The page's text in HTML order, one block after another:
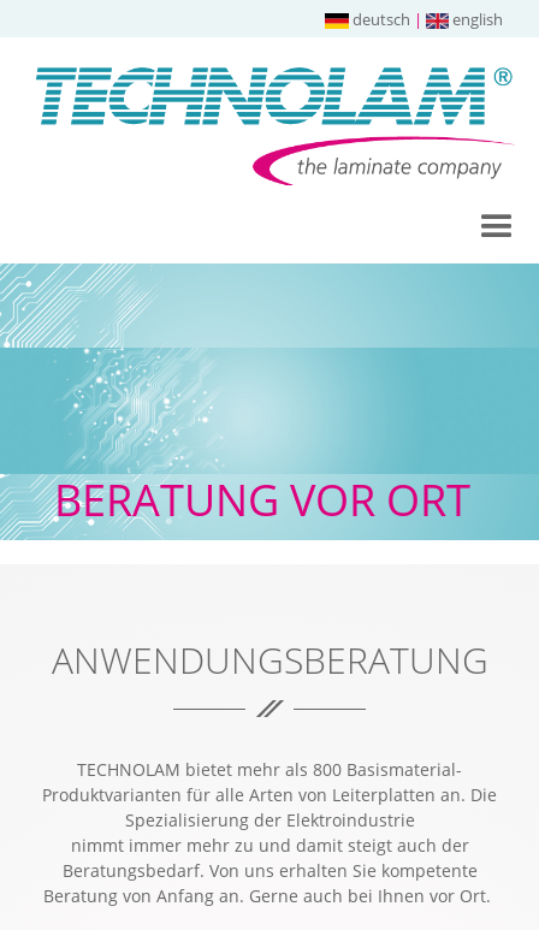
deutsch | english
BERATUNG VOR ORT
ANWENDUNGSBERATUNG
TECHNOLAM bietet mehr als 800 Basismaterial-
Produktvarianten für alle Arten von Leiterplatten an. Die
Spezialisierung der Elektroindustrie
nimmt immer mehr zu und damit steigt auch der
Beratungsbedarf. Von uns erhalten Sie kompetente
Beratung von Anfang an. Gerne auch bei Ihnen vor Ort.